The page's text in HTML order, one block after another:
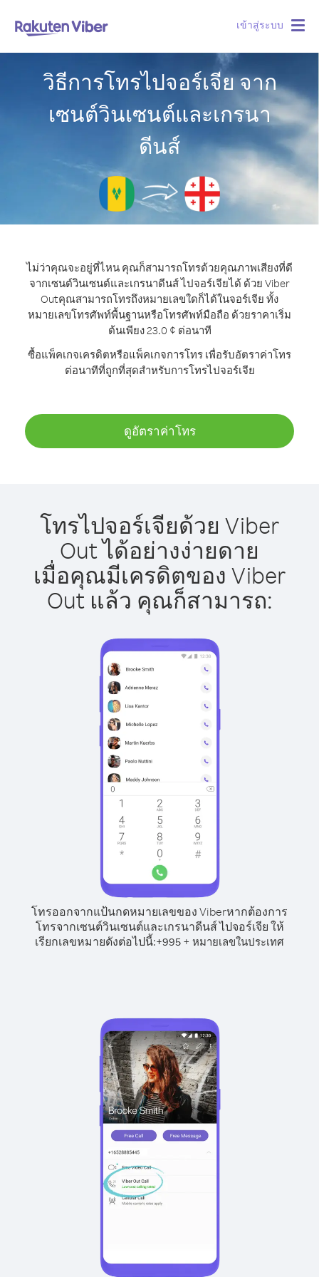
เข้าสู่ระบบ
วิธีการโทรไปจอร์เจีย จาก
เซนต์วินเซนต์และเกรนา
ดีนส์
ไม่ว่าคุณจะอยู่ที่ไหน คุณก็สามารถโทรด้วยคุณภาพเสียงที่ดี
จากเซนต์วินเซนต์และเกรนาดีนส์ ไปจอร์เจียได้ ด้วย Viber
Outคุณสามารถโทรถึงหมายเลขใดก็ได้ในจอร์เจีย ทั้ง
หมายเลขโทรศัพท์พื้นฐานหรือโทรศัพท์มือถือ ด้วยราคาเริ่ม
ต้นเพียง 23.0 ¢ ต่อนาที
ซื้อแพ็คเกจเครดิตหรือแพ็คเกจการโทร เพื่อรับอัตราค่าโทร
ต่อนาทีที่ถูกที่สุดสำหรับการโทรไปจอร์เจีย
ดูอัตราค่าโทร
โทรไปจอร์เจียด้วย Viber
Out ได้อย่างง่ายดาย
เมื่อคุณมีเครดิตของ Viber
Out แล้ว คุณก็สามารถ:
โทรออกจากแป้นกดหมายเลขของ Viberหากต้องการ
โทรจากเซนต์วินเซนต์และเกรนาดีนส์ ไปจอร์เจีย ให้
เรียกเลขหมายดังต่อไปนี้:+995 + หมายเลขในประเทศ